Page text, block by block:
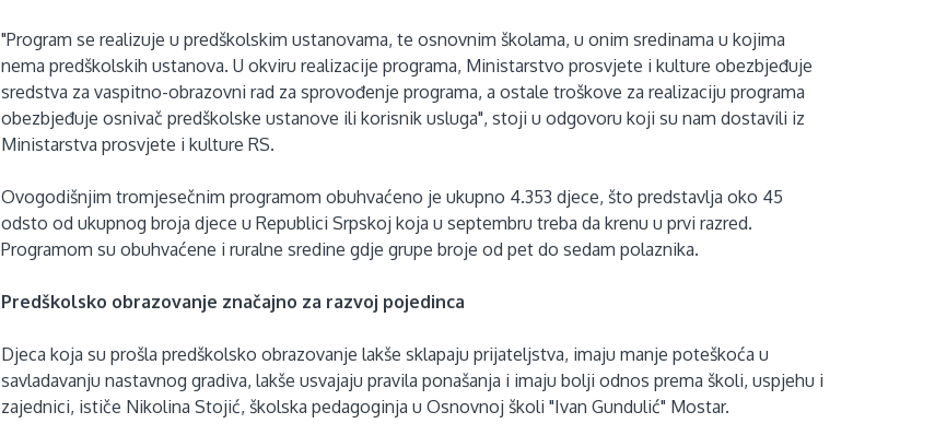
"Program se realizuje u predškolskim ustanovama, te osnovnim školama, u onim sredinama u kojima
nema predškolskih ustanova. U okviru realizacije programa, Ministarstvo prosvjete i kulture obezbjeđuje
sredstva za vaspitno-obrazovni rad za sprovođenje programa, a ostale troškove za realizaciju programa
obezbjeđuje osnivač predškolske ustanove ili korisnik usluga", stoji u odgovoru koji su nam dostavili iz
Ministarstva prosvjete i kulture RS.
Ovogodišnjim tromjesečnim programom obuhvaćeno je ukupno 4.353 djece, što predstavlja oko 45
odsto od ukupnog broja djece u Republici Srpskoj koja u septembru treba da krenu u prvi razred.
Programom su obuhvaćene i ruralne sredine gdje grupe broje od pet do sedam polaznika.
Predškolsko obrazovanje značajno za razvoj pojedinca
Djeca koja su prošla predškolsko obrazovanje lakše sklapaju prijateljstva, imaju manje poteškoća u
savladavanju nastavnog gradiva, lakše usvajaju pravila ponašanja i imaju bolji odnos prema školi, uspjehu i
zajednici, ističe Nikolina Stojić, školska pedagoginja u Osnovnoj školi "Ivan Gundulić" Mostar.